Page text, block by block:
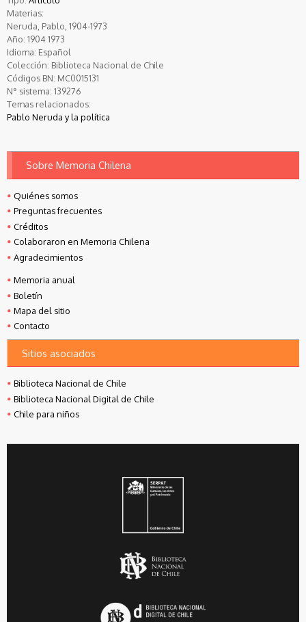
Materias:
Neruda, Pablo, 1904-1973
Año: 1904 1973
Idioma: Español
Colección: Biblioteca Nacional de Chile
Códigos BN: MC0015131
N° sistema: 139276
Temas relacionados:
Pablo Neruda y la política
Sobre Memoria Chilena
Quiénes somos
Preguntas frecuentes
Créditos
Colaboraron en Memoria Chilena
Agradecimientos
Memoria anual
Boletín
Mapa del sitio
Contacto
Sitios asociados
Biblioteca Nacional de Chile
Biblioteca Nacional Digital de Chile
Chile para niños